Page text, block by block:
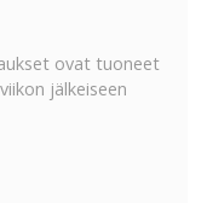
ovat tuoneet
jälkeiseen